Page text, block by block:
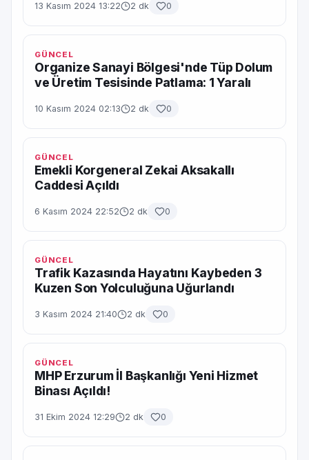
13 Kasım 2024 13:22 2 dk 0
GÜNCEL
Organize Sanayi Bölgesi'nde Tüp Dolum
ve Üretim Tesisinde Patlama: 1 Yaralı
10 Kasım 2024 02:13 2 dk 0
GÜNCEL
Emekli Korgeneral Zekai Aksakallı
Caddesi Açıldı
6 Kasım 2024 22:52 2 dk 0
GÜNCEL
Trafik Kazasında Hayatını Kaybeden 3
Kuzen Son Yolculuğuna Uğurlandı
3 Kasım 2024 21:40 2 dk 0
GÜNCEL
MHP Erzurum İl Başkanlığı Yeni Hizmet
Binası Açıldı!
31 Ekim 2024 12:29 2 dk 0